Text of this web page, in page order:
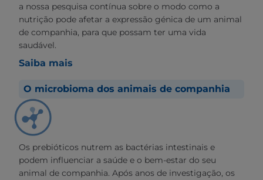
a nossa pesquisa contínua sobre o modo como a
nutrição pode afetar a expressão génica de um animal
de companhia, para que possam ter uma vida
saudável.
Saiba mais
O microbioma dos animais de companhia
Os prebióticos nutrem as bactérias intestinais e
podem influenciar a saúde e o bem-estar do seu
animal de companhia. Após anos de investigação, os